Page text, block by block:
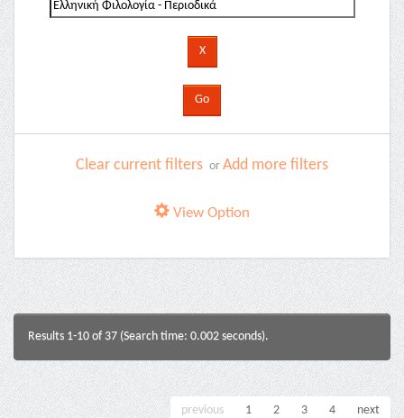
Clear current filters or Add more filters
View Option
Results 1-10 of 37 (Search time: 0.002 seconds).
previous 1 2 3 4 next